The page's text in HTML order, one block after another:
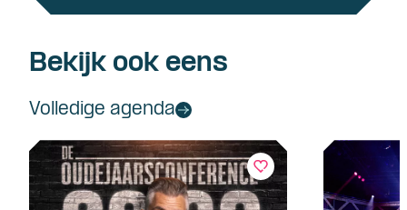
Bekijk ook eens
Volledige agenda